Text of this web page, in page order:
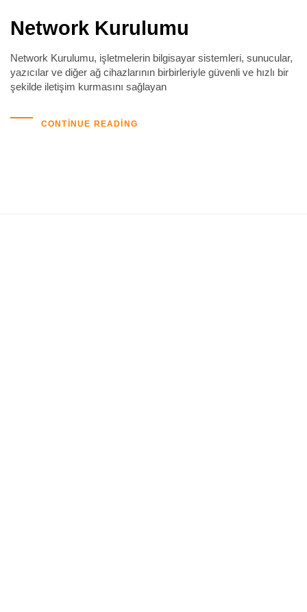
Network Kurulumu
Network Kurulumu, işletmelerin bilgisayar sistemleri, sunucular,
yazıcılar ve diğer ağ cihazlarının birbirleriyle güvenli ve hızlı bir
şekilde iletişim kurmasını sağlayan
CONTINUE READING